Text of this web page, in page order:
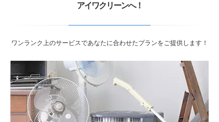
アイワクリーンへ！
ワンランク上のサービスであなたに合わせたプランをご提供します！